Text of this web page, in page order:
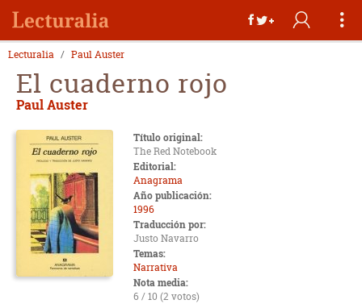
Lecturalia Paul Auster
El cuaderno rojo
Paul Auster
Título original:
The Red Notebook
Editorial:
Anagrama
Año publicación:
1996
Traducción por:
Justo Navarro
Temas:
Narrativa
Nota media:
6 / 10 (2 votos)